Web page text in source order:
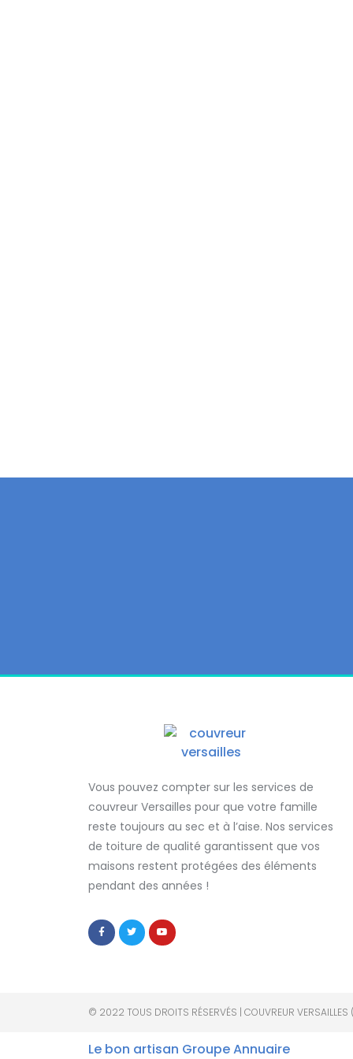
Vous pouvez compter sur les services de
couvreur Versailles pour que votre famille
reste toujours au sec et à l’aise. Nos services
de toiture de qualité garantissent que vos
maisons restent protégées des éléments
pendant des années !
© 2022 TOUS DROITS RÉSERVÉS | COUVREUR
Le bon artisan Groupe Annuaire